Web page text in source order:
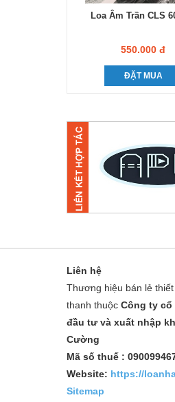
Loa Âm Trần CLS
550.000 đ
ĐẶT MUA
Liên hệ
Thương hiệu bán lẻ thiết
thanh thuộc Công ty cổ
đầu tư và xuất nhập
Cường
Mã số thuế :
Website: https://
Sitemap